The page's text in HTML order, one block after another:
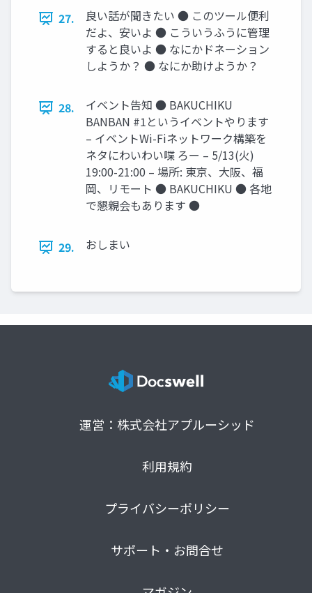
27.
良い話が聞きたい ● このツール便利
だよ、安いよ ● こういうふうに管理
すると良いよ ● なにかドネーション
しようか？ ● なにか助けようか？
28.
イベント告知 ● BAKUCHIKU
BANBAN #1というイベントやります
– イベントWi-Fiネットワーク構築を
ネタにわいわい喋 ろー – 5/13(火)
19:00-21:00 – 場所: 東京、大阪、福
岡、リモート ● BAKUCHIKU ● 各地
で懇親会もあります ●
29. おしまい
運営：株式会社アプルーシッド
利用規約
プライバシーポリシー
サポート・お問合せ